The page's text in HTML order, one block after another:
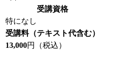
受講資格
特になし
受講料（テキスト代含む）
13,000円（税込）